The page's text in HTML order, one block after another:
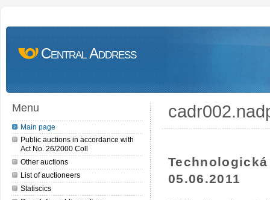
Central Address
Menu
Main page
Public auctions in accordance with
Act No. 26/2000 Coll
Other auctions
List of auctioneers
Statiscics
05.06.2011